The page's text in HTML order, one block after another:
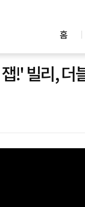
홈
!' 빌리, 더